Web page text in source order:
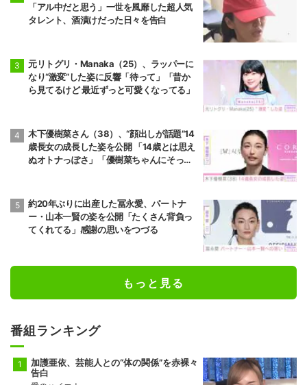
「アル中だと思う」一世を風靡した超人気
タレント、酒漬けだった日々を告白
元リトグリ・Manaka（25）、ラッパーに
なり“激変”した姿に反響「待って」「昔か
ら見てるけど 最近ずっと可愛くなってる」
木下優樹菜さん（38）、“顔出しが話題”14
歳長女の成長した姿を公開 「14歳とは思え
ぬオトナっぽさ」「優樹菜ちゃんにそっく
約20年ぶりに出産した冨永愛、パートナ
ー・山本一賢の姿を公開「たくさん背負っ
てくれてる」感謝の思いをつづる
もっと見る
番組ランキング
加護亜依、芸能人との“体の関係”を赤裸々
告白